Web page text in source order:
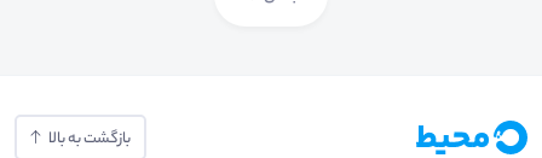
بازگشت به بالا